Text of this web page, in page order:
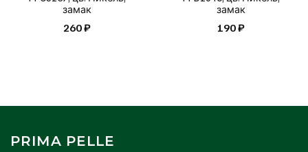
замак
260 ₽
замак
190 ₽
PRIMA PELLE